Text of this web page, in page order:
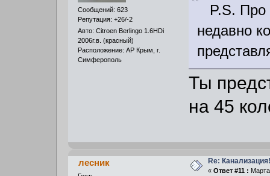
Сообщений: 623
Репутация: +26/-2
Авто: Citroen Berlingo 1.6HDi
2006г.в. (красный)
Расположение: АР Крым, г.
Симферополь
P.S. Про
недавно
Ты
на 45
лесник Re:
« Ответ #11 :